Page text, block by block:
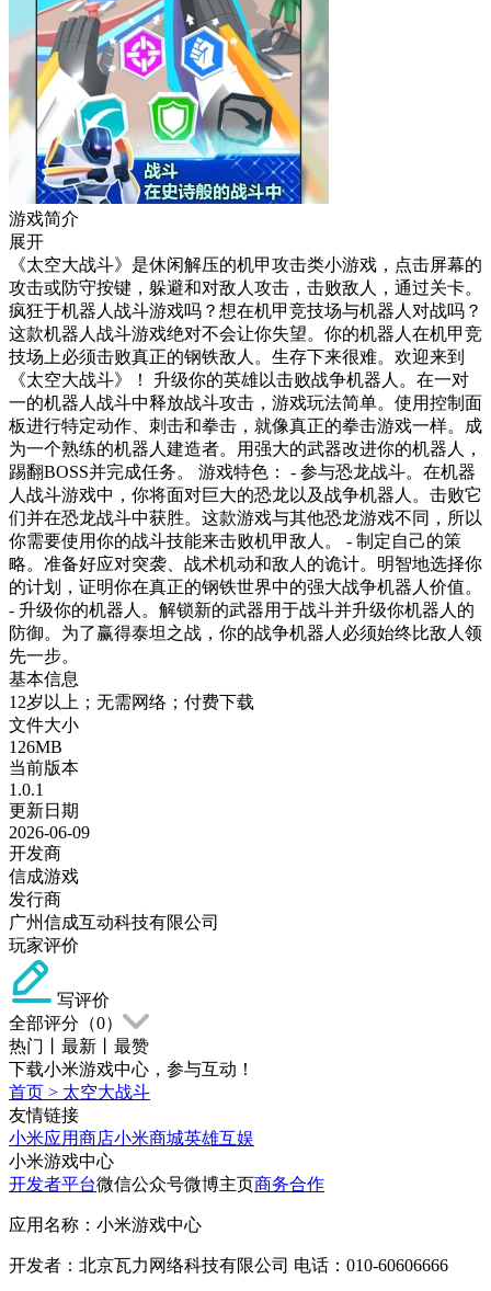
游戏简介
展开
《太空大战斗》是休闲解压的机甲攻击类小游戏，点击屏幕的
攻击或防守按键，躲避和对敌人攻击，击败敌人，通过关卡。
疯狂于机器人战斗游戏吗？想在机甲竞技场与机器人对战吗？
这款机器人战斗游戏绝对不会让你失望。你的机器人在机甲竞
技场上必须击败真正的钢铁敌人。生存下来很难。欢迎来到
《太空大战斗》！ 升级你的英雄以击败战争机器人。在一对
一的机器人战斗中释放战斗攻击，游戏玩法简单。使用控制面
板进行特定动作、刺击和拳击，就像真正的拳击游戏一样。成
为一个熟练的机器人建造者。用强大的武器改进你的机器人，
踢翻BOSS并完成任务。 游戏特色： - 参与恐龙战斗。在机器
人战斗游戏中，你将面对巨大的恐龙以及战争机器人。击败它
们并在恐龙战斗中获胜。这款游戏与其他恐龙游戏不同，所以
你需要使用你的战斗技能来击败机甲敌人。 - 制定自己的策
略。准备好应对突袭、战术机动和敌人的诡计。明智地选择你
的计划，证明你在真正的钢铁世界中的强大战争机器人价值。
- 升级你的机器人。解锁新的武器用于战斗并升级你机器人的
防御。为了赢得泰坦之战，你的战争机器人必须始终比敌人领
先一步。
基本信息
12岁以上；无需网络；付费下载
文件大小
126MB
当前版本
1.0.1
更新日期
2026-06-09
开发商
信成游戏
发行商
广州信成互动科技有限公司
玩家评价
写评价
全部评分（0）
热门
最新
最赞
下载小米游戏中心，参与互动！
首页 > 太空大战斗
友情链接
小米应用商店小米商城英雄互娱
小米游戏中心
开发者平台微信公众号微博主页商务合作
应用名称：小米游戏中心
开发者：北京瓦力网络科技有限公司 电话：010-60606666